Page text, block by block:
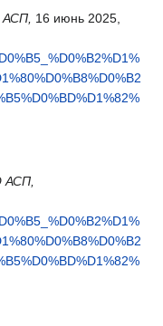
16 июнь 2025,
АСП,